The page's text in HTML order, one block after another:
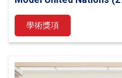
學術獎項